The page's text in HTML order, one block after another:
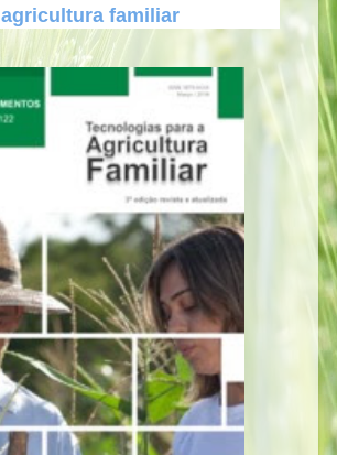
agricultura familiar